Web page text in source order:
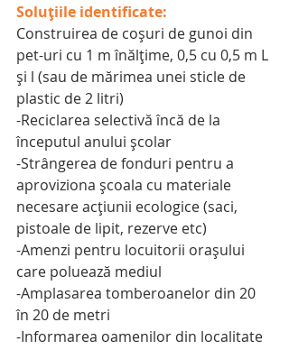
Soluțiile identificate:
Construirea de coşuri de gunoi din
pet-uri cu 1 m înălţime, 0,5 cu 0,5 m L
şi l (sau de mărimea unei sticle de
plastic de 2 litri)
-Reciclarea selectivă încă de la
începutul anului şcolar
-Strângerea de fonduri pentru a
aproviziona şcoala cu materiale
necesare acţiunii ecologice (saci,
pistoale de lipit, rezerve etc)
-Amenzi pentru locuitorii oraşului
care poluează mediul
-Amplasarea tomberoanelor din 20
în 20 de metri
-Informarea oamenilor din localitate